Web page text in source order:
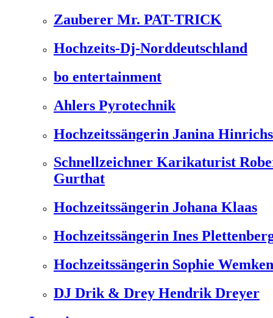
Zauberer Mr. PAT-TRICK
Hochzeits-Dj-Norddeutschland
bo entertainment
Ahlers Pyrotechnik
Hochzeitssängerin Janina Hinrichs
Schnellzeichner Karikaturist
Gurthat
Hochzeitssängerin Johana Klaas
Hochzeitssängerin Ines
Hochzeitssängerin Sophie Wemken
DJ Drik & Drey Hendrik Dreyer